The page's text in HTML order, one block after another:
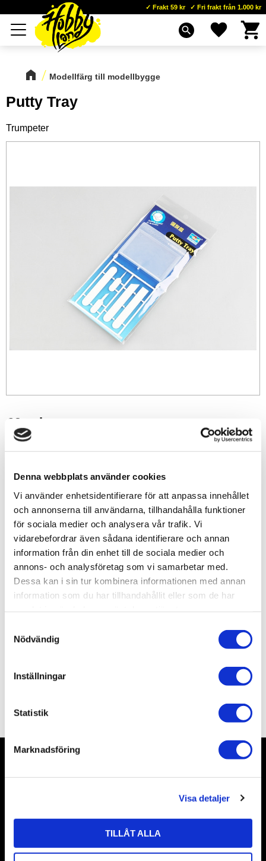
Denna webbplats använder cookies
Vi använder enhetsidentifierare för att anpassa innehållet
och annonserna till användarna, tillhandahålla funktioner
för sociala medier och analysera vår trafik. Vi
vidarebefordrar även sådana identifierare och annan
information från din enhet till de sociala medier och
annons- och analysföretag som vi samarbetar med.
Dessa kan i sin tur kombinera informationen med annan
information som du har tillhandahållit eller som de har
Nödvändig
Inställningar
Statistik
Marknadsföring
Visa detaljer
TILLÅT ALLA
Meny
Frakt 59 kr Fri frakt från 1.000 kr
search Favoriter
Modellfärg till modellbygge
Putty Tray
Trumpeter
69 sek
+
-
Lägg till i favoriter
Lagerstatus
Artikelnr
Nyhetsbrev
Prenumerera